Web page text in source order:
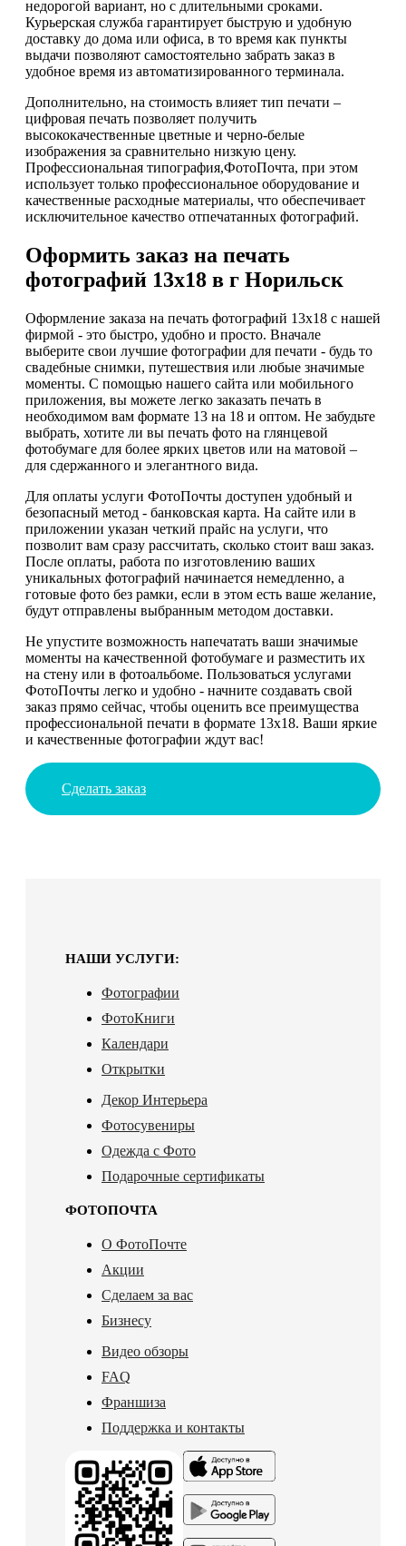
недорогой вариант, но с длительными сроками.
Курьерская служба гарантирует быструю и удобную
доставку до дома или офиса, в то время как пункты
выдачи позволяют самостоятельно забрать заказ в
удобное время из автоматизированного терминала.
Дополнительно, на стоимость влияет тип печати –
цифровая печать позволяет получить
высококачественные цветные и черно-белые
изображения за сравнительно низкую цену.
Профессиональная типография,ФотоПочта, при этом
использует только профессиональное оборудование и
качественные расходные материалы, что обеспечивает
исключительное качество отпечатанных фотографий.
Оформить заказ на печать
фотографий 13х18 в г Норильск
Оформление заказа на печать фотографий 13х18 с нашей
фирмой - это быстро, удобно и просто. Вначале
выберите свои лучшие фотографии для печати - будь то
свадебные снимки, путешествия или любые значимые
моменты. С помощью нашего сайта или мобильного
приложения, вы можете легко заказать печать в
необходимом вам формате 13 на 18 и оптом. Не забудьте
выбрать, хотите ли вы печать фото на глянцевой
фотобумаге для более ярких цветов или на матовой –
для сдержанного и элегантного вида.
Для оплаты услуги ФотоПочты доступен удобный и
безопасный метод - банковская карта. На сайте или в
приложении указан четкий прайс на услуги, что
позволит вам сразу рассчитать, сколько стоит ваш заказ.
После оплаты, работа по изготовлению ваших
уникальных фотографий начинается немедленно, а
готовые фото без рамки, если в этом есть ваше желание,
будут отправлены выбранным методом доставки.
Не упустите возможность напечатать ваши значимые
моменты на качественной фотобумаге и разместить их
на стену или в фотоальбоме. Пользоваться услугами
ФотоПочты легко и удобно - начните создавать свой
заказ прямо сейчас, чтобы оценить все преимущества
профессиональной печати в формате 13х18. Ваши яркие
и качественные фотографии ждут вас!
Сделать заказ
НАШИ УСЛУГИ:
Фотографии
ФотоКниги
Календари
Открытки
Декор Интерьера
Фотосувениры
Одежда с Фото
Подарочные сертификаты
ФОТОПОЧТА
О ФотоПочте
Акции
Сделаем за вас
Бизнесу
Видео обзоры
FAQ
Франшиза
Поддержка и контакты